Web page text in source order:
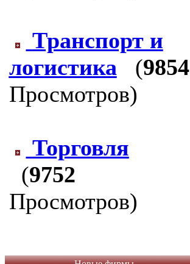
Транспорт и
логистика
(9854
Просмотров)
Торговля
(9752
Просмотров)